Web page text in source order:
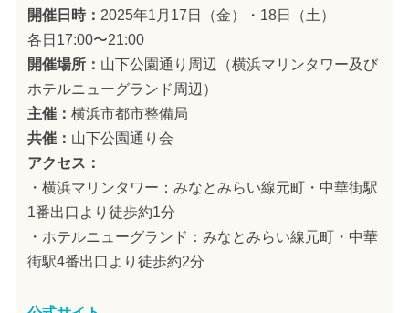
開催日時： 2025年1月17日（金）・18日（土）
各日17:00〜21:00
開催場所： 山下公園通り周辺（横浜マリンタワー及び
ホテルニューグランド周辺）
主催： 横浜市都市整備局
共催： 山下公園通り会
アクセス：
・横浜マリンタワー：みなとみらい線元町・中華街駅
1番出口より徒歩約1分
・ホテルニューグランド：みなとみらい線元町・中華
街駅4番出口より徒歩約2分